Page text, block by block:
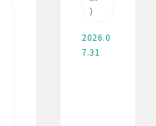
）
2026.0
7.31